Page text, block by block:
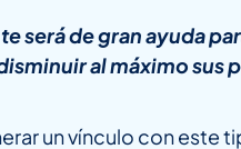
será de gran ayuda
al máximo sus
un vínculo con este